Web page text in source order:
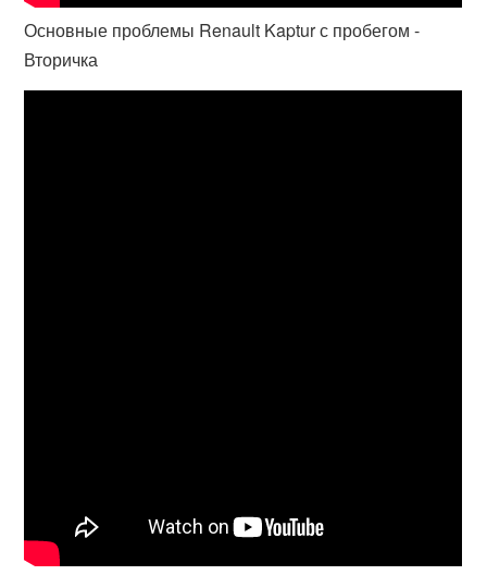
Основные проблемы Renault Kaptur с пробегом -
Вторичка